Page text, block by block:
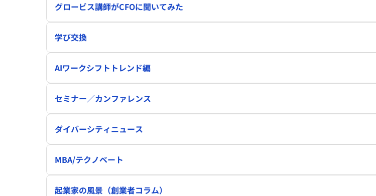
グロービス講師がCFOに聞いてみた
学び交換
AIワークシフトトレンド編
セミナー／カンファレンス
ダイバーシティニュース
MBA/テクノベート
起業家の風景（創業者コラム）